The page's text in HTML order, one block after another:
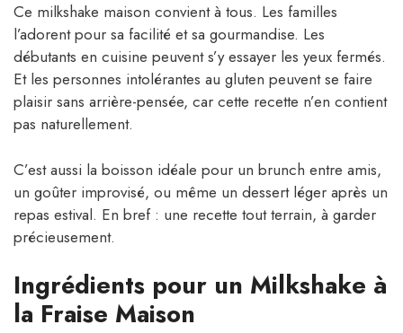
Ce milkshake maison convient à tous. Les familles
l’adorent pour sa facilité et sa gourmandise. Les
débutants en cuisine peuvent s’y essayer les yeux fermés.
Et les personnes intolérantes au gluten peuvent se faire
plaisir sans arrière-pensée, car cette recette n’en contient
pas naturellement.
C’est aussi la boisson idéale pour un brunch entre amis,
un goûter improvisé, ou même un dessert léger après un
repas estival. En bref : une recette tout terrain, à garder
précieusement.
Ingrédients pour un Milkshake à
la Fraise Maison